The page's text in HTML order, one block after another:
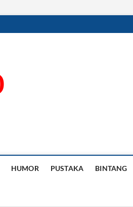
HUMOR PUSTAKA BINTANG